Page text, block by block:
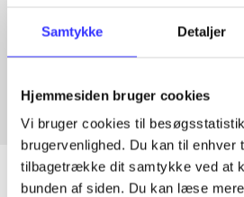
Samtykke Detaljer
Hjemmesiden bruger cookies
Vi bruger cookies til
brugervenlighed. Du kan til enhver
tilbagetrække dit samtykke ved at
bunden af siden. Du kan læse
Artikler med samme
Fra